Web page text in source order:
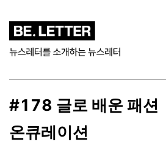
#178 글로 배운 패션
온큐레이션